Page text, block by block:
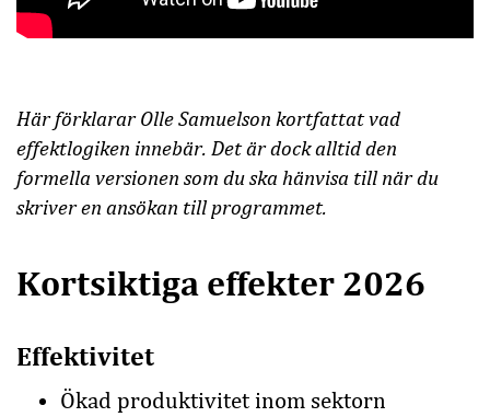
Här förklarar Olle Samuelson kortfattat vad
effektlogiken innebär. Det är dock alltid den
formella versionen som du ska hänvisa till när du
skriver en ansökan till programmet.
Kortsiktiga effekter 2026
Effektivitet
Ökad produktivitet inom sektorn